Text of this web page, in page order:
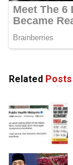
Related Posts